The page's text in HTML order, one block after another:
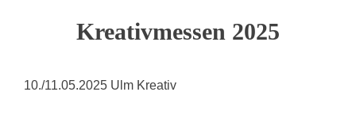
Kreativmessen 2025
10./11.05.2025 Ulm Kreativ